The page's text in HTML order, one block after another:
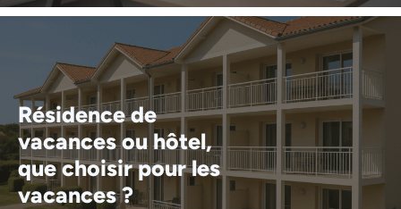
Résidence de
vacances ou hôtel,
que choisir pour les
vacances ?